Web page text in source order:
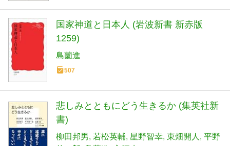
国家神道と日本人 (岩波新書 新赤版
1259)
島薗進
507
悲しみとともにどう生きるか (集英社新
書)
柳田邦男 若松英輔 星野智幸 東畑開人
平野